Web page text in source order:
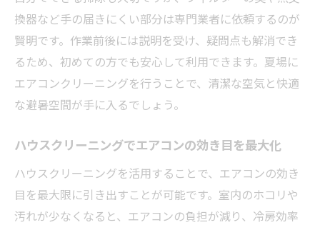
換器など手の届きにくい部分は専門業者に依頼するのが
賢明です。作業前後には説明を受け、疑問点も解消でき
るため、初めての方でも安心して利用できます。夏場に
エアコンクリーニングを行うことで、清潔な空気と快適
な避暑空間が手に入るでしょう。
ハウスクリーニングでエアコンの効き目を最大化
ハウスクリーニングを活用することで、エアコンの効き
目を最大限に引き出すことが可能です。室内のホコリや
汚れが少なくなると、エアコンの負担が減り、冷房効率